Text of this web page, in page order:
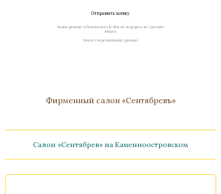
Отправить заявку
Ваши данные в безопасности! Мы не передаем их третьим
лицам.
Закон о персональных данных
Фирменный салон «Сентябревъ»
Салон «Сентябрев» на Каменноостровском